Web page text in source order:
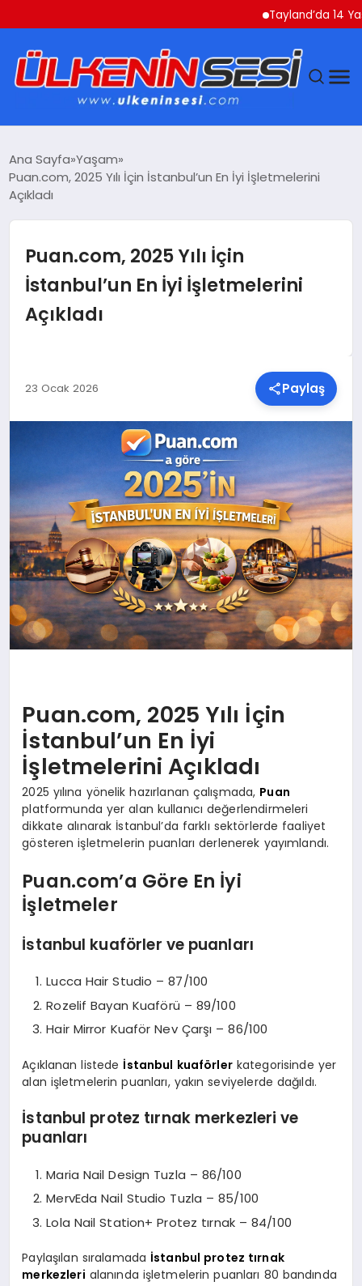
Tayland’da 14
EKONOMI
MAGAZIN
SAĞLIK
YAŞAM
MALATYA HABERLERI
Ana Sayfa Yaşam
Puan.com, 2025 Yılı İçin İstanbul’un En İyi İşletmelerini
Açıkladı
Puan.com, 2025 Yılı İçin
İstanbul’un En İyi İşletmelerini
Açıkladı
23 Ocak 2026 Paylaş
Puan.com, 2025 Yılı İçin
İstanbul’un En İyi
İşletmelerini Açıkladı
2025 yılına yönelik hazırlanan çalışmada, Puan
platformunda yer alan kullanıcı değerlendirmeleri
dikkate alınarak İstanbul’da farklı sektörlerde faaliyet
gösteren işletmelerin puanları derlenerek yayımlandı.
Puan.com’a Göre En İyi
İşletmeler
İstanbul kuaförler ve puanları
Lucca Hair Studio – 87/100
Rozelif Bayan Kuaförü – 89/100
Hair Mirror Kuaför Nev Çarşı – 86/100
Açıklanan listede İstanbul kuaförlerkategorisinde yer
alan işletmelerin puanları, yakın seviyelerde dağıldı.
İstanbul protez tırnak merkezleri ve
puanları
Maria Nail Design Tuzla – 86/100
MervEda Nail Studio Tuzla – 85/100
Lola Nail Station+ Protez tırnak – 84/100
Paylaşılan sıralamada İstanbul protez tırnak
merkezleri alanında işletmelerin puanları 80 bandında